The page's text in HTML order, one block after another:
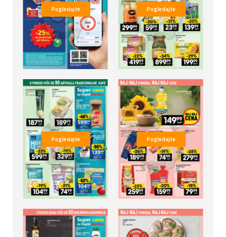
Pogledajte Pogledajte
Pogledajte Pogledajte